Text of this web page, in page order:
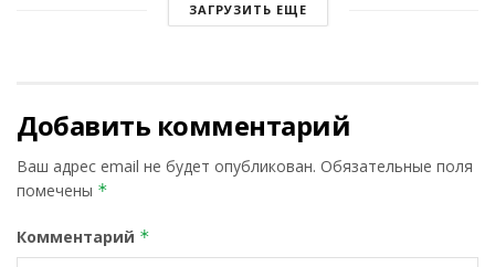
ЗАГРУЗИТЬ ЕЩЕ
Добавить комментарий
Ваш адрес email не будет опубликован. Обязательные поля
помечены *
Комментарий *